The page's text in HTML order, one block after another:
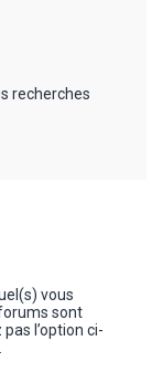
recherches
vous
sont
l’option ci-